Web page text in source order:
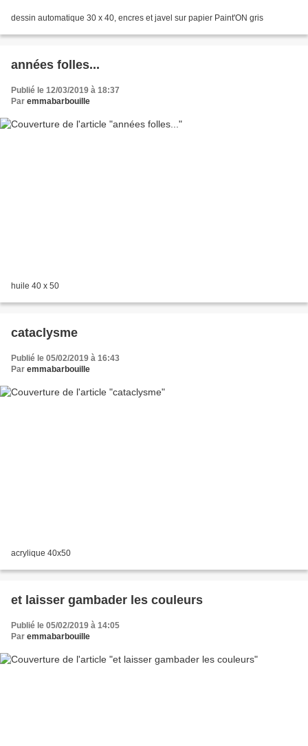
dessin automatique 30 x 40, encres et javel sur papier Paint'ON gris
années folles...
Publié le 12/03/2019 à 18:37
Par emmabarbouille
huile 40 x 50
cataclysme
Publié le 05/02/2019 à 16:43
Par emmabarbouille
acrylique 40x50
et laisser gambader les couleurs
Publié le 05/02/2019 à 14:05
Par emmabarbouille